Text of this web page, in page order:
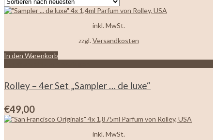
sortiert
inkl. MwSt.
zzgl. Versandkosten
In den Warenkorb
Rolley – 4er Set „Sampler … de luxe“
€49,00
inkl. MwSt.